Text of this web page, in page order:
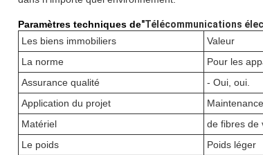
Paramètres techniques de"Télécommunications
Les biens immobiliers
Valeur
La norme
Pour les
Assurance qualité
- Oui, oui.
Application du projet
Matériel
de fibres de
Le poids
Poids léger